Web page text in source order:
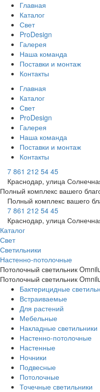
Главная
Каталог
Свет
ProDesign
Галерея
Наша команда
Поставки и монтаж
Контакты
Главная
Каталог
Свет
ProDesign
Галерея
Наша команда
Поставки и монтаж
Контакты
7 861 212 54 45
Краснодар, улица
Полный комплекс вашего
Полный комплекс вашего
7 861 212 54 45
Краснодар, улица
Каталог
Свет
Светильники
Настенно-потолочные
Потолочный светильник
Потолочный светильник
Бактерицидные
Встраиваемые
Для растений
Мебельные
Накладные светильники
Настенно-потолочные
Настенные
Ночники
Подвесные
Потолочные
Точечные светильники